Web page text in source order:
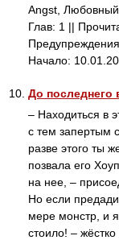
Angst,
Глав: 1 ||
Начало:
10. До последнего
– Находиться в
с тем запертым
разве этого ты
позвала его
на нее, –
Но если
мере монстр, и
стоило! –